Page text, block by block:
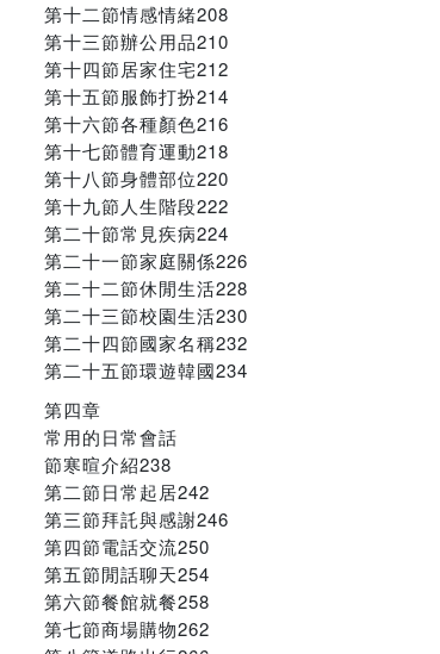
第十二節情感情緒208
第十三節辦公用品210
第十四節居家住宅212
第十五節服飾打扮214
第十六節各種顏色216
第十七節體育運動218
第十八節身體部位220
第十九節人生階段222
第二十節常見疾病224
第二十一節家庭關係226
第二十二節休閒生活228
第二十三節校園生活230
第二十四節國家名稱232
第二十五節環遊韓國234
第四章
常用的日常會話
節寒暄介紹238
第二節日常起居242
第三節拜託與感謝246
第四節電話交流250
第五節閒話聊天254
第六節餐館就餐258
第七節商場購物262